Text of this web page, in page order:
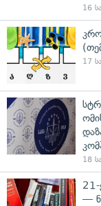
16
17
18
21-
—